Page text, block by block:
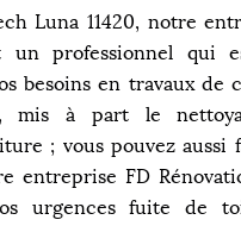
Luna 11420, notre
un professionnel qui
besoins en travaux de
mis à part le
; vous pouvez aussi
entreprise FD
urgences fuite de